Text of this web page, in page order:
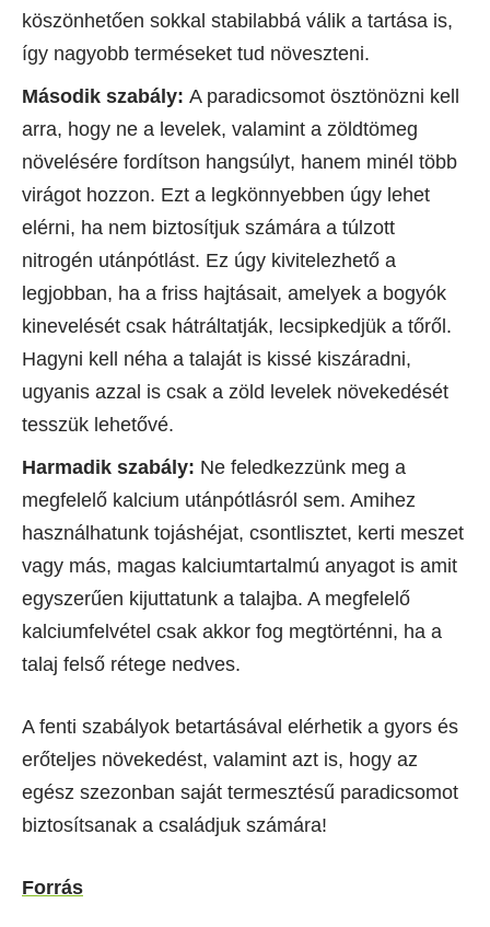
köszönhetően sokkal stabilabbá válik a tartása is,
így nagyobb terméseket tud növeszteni.
Második szabály: A paradicsomot ösztönözni kell
arra, hogy ne a levelek, valamint a zöldtömeg
növelésére fordítson hangsúlyt, hanem minél több
virágot hozzon. Ezt a legkönnyebben úgy lehet
elérni, ha nem biztosítjuk számára a túlzott
nitrogén utánpótlást. Ez úgy kivitelezhető a
legjobban, ha a friss hajtásait, amelyek a bogyók
kinevelését csak hátráltatják, lecsipkedjük a tőről.
Hagyni kell néha a talaját is kissé kiszáradni,
ugyanis azzal is csak a zöld levelek növekedését
tesszük lehetővé.
Harmadik szabály: Ne feledkezzünk meg a
megfelelő kalcium utánpótlásról sem. Amihez
használhatunk tojáshéjat, csontlisztet, kerti meszet
vagy más, magas kalciumtartalmú anyagot is amit
egyszerűen kijuttatunk a talajba. A megfelelő
kalciumfelvétel csak akkor fog megtörténni, ha a
talaj felső rétege nedves.
A fenti szabályok betartásával elérhetik a gyors és
erőteljes növekedést, valamint azt is, hogy az
egész szezonban saját termesztésű paradicsomot
biztosítsanak a családjuk számára!
Forrás